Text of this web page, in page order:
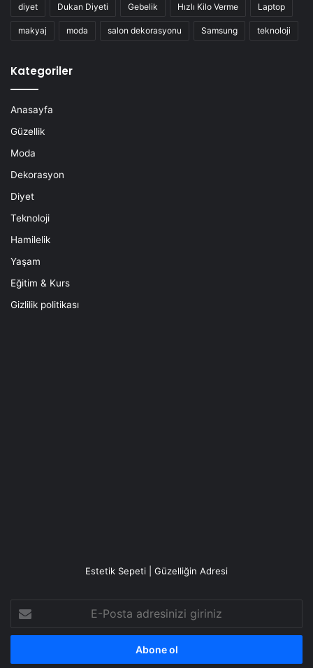
diyet Dukan Diyeti Gebelik Hızlı Kilo Verme Laptop
makyaj moda salon dekorasyonu Samsung teknoloji
Kategoriler
Anasayfa
Güzellik
Moda
Dekorasyon
Diyet
Teknoloji
Hamilelik
Yaşam
Eğitim & Kurs
Gizlilik politikası
Estetik Sepeti | Güzelliğin Adresi
Posta
adresinizi